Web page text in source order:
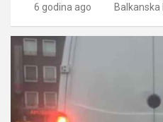
6 godina ago Balkanska